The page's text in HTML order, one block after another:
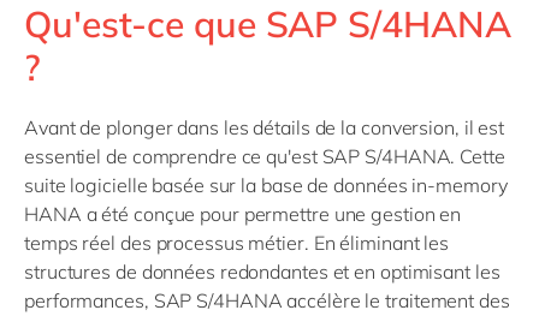
Qu'est-ce que SAP S/4HANA
?
Avant de plonger dans les détails de la conversion, il est
essentiel de comprendre ce qu'est SAP S/4HANA. Cette
suite logicielle basée sur la base de données in-memory
HANA a été conçue pour permettre une gestion en
temps réel des processus métier. En éliminant les
structures de données redondantes et en optimisant les
performances, SAP S/4HANA accélère le traitement des